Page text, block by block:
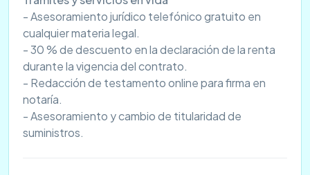
- Asesoramiento jurídico telefónico gratuito en
cualquier materia legal.
- 30 % de descuento en la declaración de la renta
durante la vigencia del contrato.
- Redacción de testamento online para firma en
notaría.
- Asesoramiento y cambio de titularidad de
suministros.